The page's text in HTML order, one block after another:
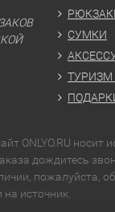
СУМКИ
ТУРИЗМ
ONLYO.RU
дождитесь
пожалуйста,
источник.